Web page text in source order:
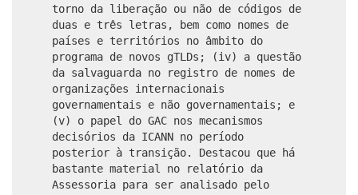
torno da liberação ou não de códigos de
duas e três letras, bem como nomes de
países e territórios no âmbito do
programa de novos gTLDs; (iv) a questão
da salvaguarda no registro de nomes de
organizações internacionais
governamentais e não governamentais; e
(v) o papel do GAC nos mecanismos
decisórios da ICANN no período
posterior à transição. Destacou que há
bastante material no relatório da
Assessoria para ser analisado pelo